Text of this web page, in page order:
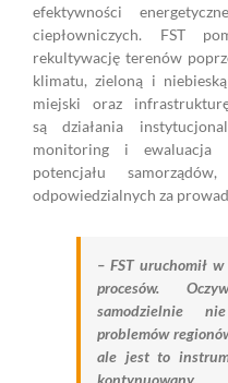
efektywności
ciepłowniczych. FST
rekultywację terenów
klimatu, zieloną i
miejski oraz
są działania
monitoring i ewaluacja
potencjału
odpowiedzialnych za
– FST uruchomił
procesów.
samodzielnie
problemów
ale jest to